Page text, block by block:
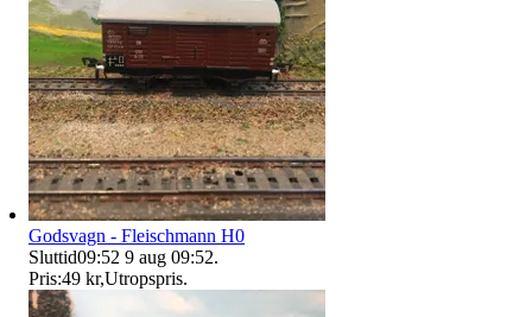
Godsvagn - Fleischmann H0
Sluttid09:52 9 aug 09:52.
Pris:49 kr,Utropspris.